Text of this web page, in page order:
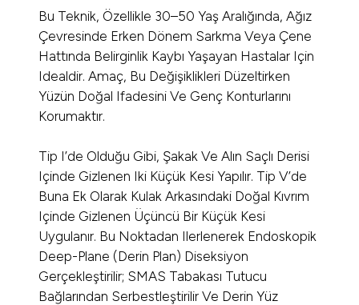
Bu Teknik, Özellikle 30–50 Yaş Aralığında, Ağız
Çevresinde Erken Dönem Sarkma Veya Çene
Hattında Belirginlik Kaybı Yaşayan Hastalar Için
Idealdir. Amaç, Bu Değişiklikleri Düzeltirken
Yüzün Doğal Ifadesini Ve Genç Konturlarını
Korumaktır.
Tip I’de Olduğu Gibi, Şakak Ve Alın Saçlı Derisi
Içinde Gizlenen Iki Küçük Kesi Yapılır. Tip V’de
Buna Ek Olarak Kulak Arkasındaki Doğal Kıvrım
Içinde Gizlenen Üçüncü Bir Küçük Kesi
Uygulanır. Bu Noktadan Ilerlenerek Endoskopik
Deep-Plane (derin Plan) Diseksiyon
Gerçekleştirilir; SMAS Tabakası Tutucu
Bağlarından Serbestleştirilir Ve Derin Yüz